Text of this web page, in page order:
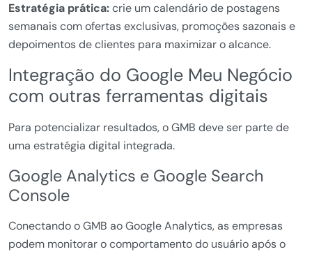
Estratégia prática:crie um calendário de postagens
semanais com ofertas exclusivas, promoções sazonais e
depoimentos de clientes para maximizar o alcance.
Integração do Google Meu Negócio
com outras ferramentas digitais
Para potencializar resultados, o GMB deve ser parte de
uma estratégia digital integrada.
Google Analytics e Google Search
Console
Conectando o GMB ao Google Analytics, as empresas
podem monitorar o comportamento do usuário após o